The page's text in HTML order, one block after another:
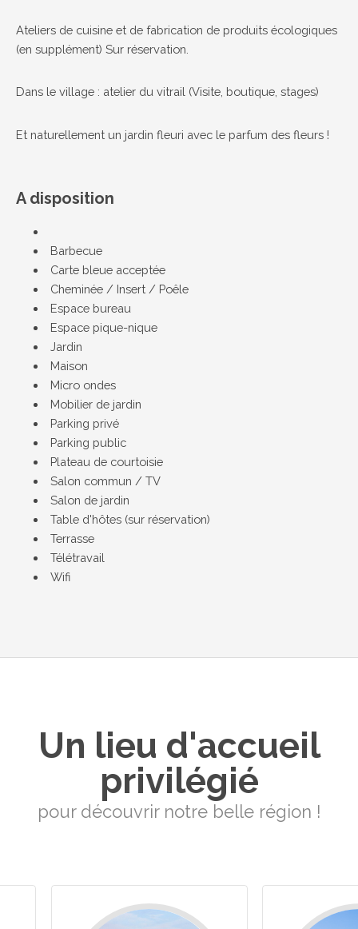
Ateliers de cuisine et de fabrication de produits écologiques
(en supplément) Sur réservation.
Dans le village : atelier du vitrail (Visite, boutique, stages)
Et naturellement un jardin fleuri avec le parfum des fleurs !
A disposition
Barbecue
Carte bleue acceptée
Cheminée / Insert / Poêle
Espace bureau
Espace pique-nique
Jardin
Maison
Micro ondes
Mobilier de jardin
Parking privé
Parking public
Plateau de courtoisie
Salon commun / TV
Salon de jardin
Table d'hôtes (sur réservation)
Terrasse
Télétravail
Wifi
Un lieu d'accueil
privilégié
pour découvrir notre belle région !